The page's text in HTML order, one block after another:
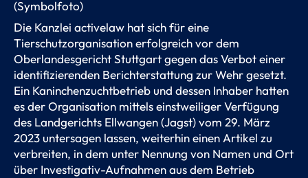
(Symbolfoto)
Die Kanzlei activelaw hat sich für eine
Tierschutzorganisation erfolgreich vor dem
Oberlandesgericht Stuttgart gegen das Verbot einer
identifizierenden Berichterstattung zur Wehr gesetzt.
Ein Kaninchenzuchtbetrieb und dessen Inhaber hatten
es der Organisation mittels einstweiliger Verfügung
des Landgerichts Ellwangen (Jagst) vom 29. März
2023 untersagen lassen, weiterhin einen Artikel zu
verbreiten, in dem unter Nennung von Namen und Ort
über Investigativ-Aufnahmen aus dem Betrieb